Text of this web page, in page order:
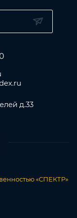
с жилой
д.33
«СПЕКТР»